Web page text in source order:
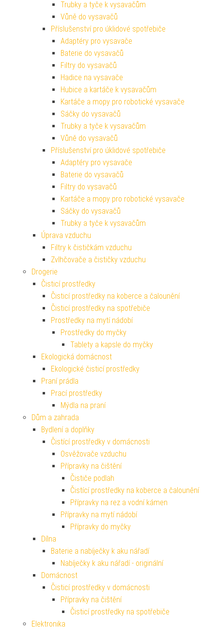
Trubky a tyče k vysavačům
Vůně do vysavačů
Příslušenství pro úklidové spotřebiče
Adaptéry pro vysavače
Baterie do vysavačů
Filtry do vysavačů
Hadice na vysavače
Hubice a kartáče k vysavačům
Kartáče a mopy pro robotické vysavače
Sáčky do vysavačů
Trubky a tyče k vysavačům
Vůně do vysavačů
Příslušenství pro úklidové spotřebiče
Adaptéry pro vysavače
Baterie do vysavačů
Filtry do vysavačů
Kartáče a mopy pro robotické vysavače
Sáčky do vysavačů
Trubky a tyče k vysavačům
Úprava vzduchu
Filtry k čističkám vzduchu
Zvlhčovače a čističky vzduchu
Drogerie
Čisticí prostředky
Čisticí prostředky na koberce a čalounění
Čisticí prostředky na spotřebiče
Prostředky na mytí nádobí
Prostředky do myčky
Tablety a kapsle do myčky
Ekologická domácnost
Ekologické čisticí prostředky
Praní prádla
Prací prostředky
Mýdla na praní
Dům a zahrada
Bydlení a doplňky
Čistící prostředky v domácnosti
Osvěžovače vzduchu
Přípravky na čištění
Čističe podlah
Čistící prostředky na koberce a čalounění
Přípravky na rez a vodní kámen
Přípravky na mytí nádobí
Přípravky do myčky
Dílna
Baterie a nabíječky k aku nářadí
Nabíječky k aku nářadí - originální
Domácnost
Čisticí prostředky v domácnosti
Přípravky na čištění
Čisticí prostředky na spotřebiče
Elektronika